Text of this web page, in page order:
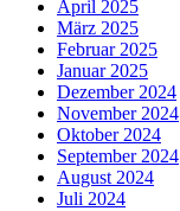
April 2025
März 2025
Februar 2025
Januar 2025
Dezember 2024
November 2024
Oktober 2024
September 2024
August 2024
Juli 2024